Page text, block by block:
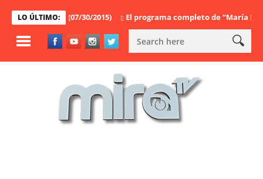
LO ÚLTIMO:
completo (07/30/2015) El programa completo de “María Elvira”